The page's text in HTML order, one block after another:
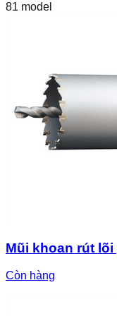
81 model
Mũi khoan rút lõi
Còn hàng